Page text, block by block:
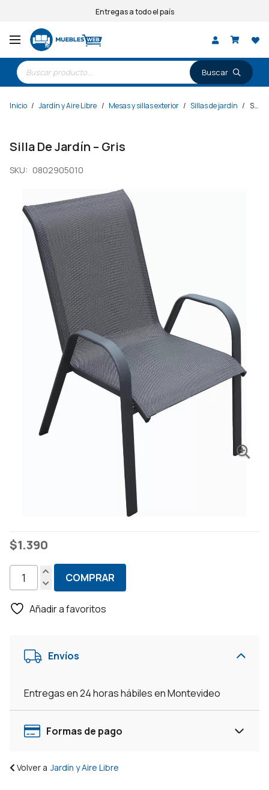
Entregas a todo el país
Búsqueda
de
productos
Inicio / Jardín y Aire Libre / Mesas y sillas exterior / Sillas de jardín / Silla De Jardín – Gris
Silla De Jardín – Gris
SKU: 0802905010
$1.390
Silla
Jardín
cantidad
COMPRAR
Añadir a favoritos
Envíos
Entregas en 24 horas hábiles en Montevideo
Formas de pago
Volver a Jardín y Aire Libre